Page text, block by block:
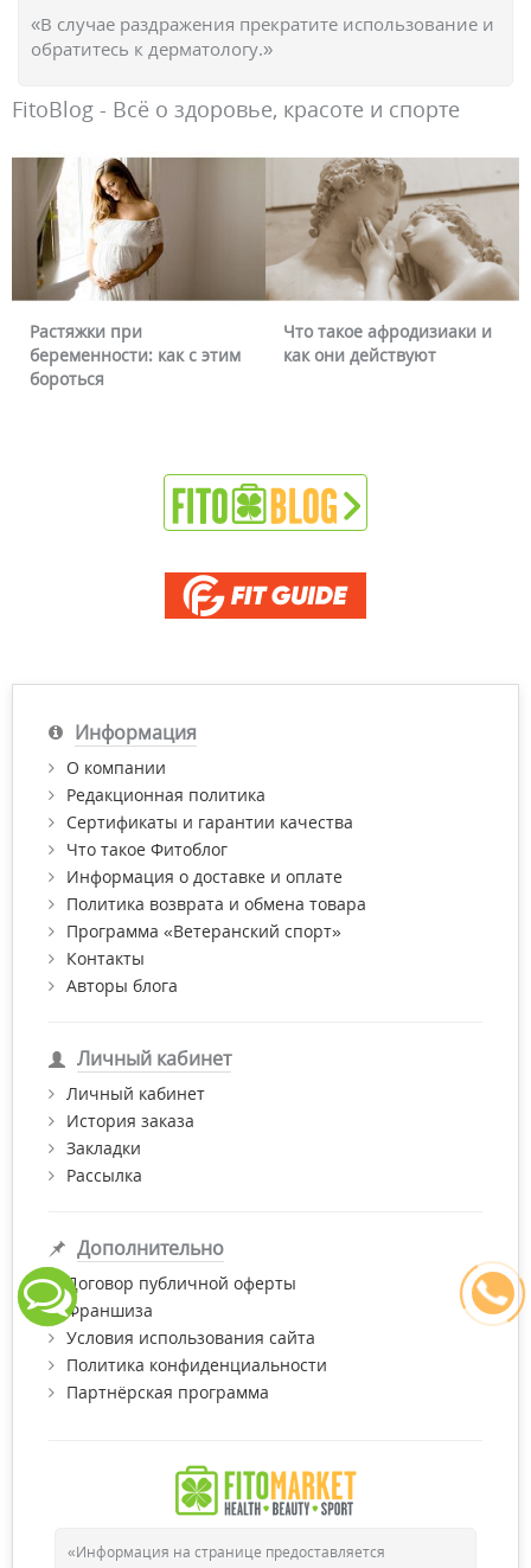
«В случае раздражения прекратите использование и
обратитесь к дерматологу.»
FitoBlog - Всё о здоровье, красоте и спорте
Что такое афродизиаки и
как они действуют
Почему краснеет лицо и
можно ли это убрать
Информация
О компании
Редакционная политика
Сертификаты и гарантии качества
Что такое Фитоблог
Информация о доставке и оплате
Политика возврата и обмена товара
Программа «Ветеранский спорт»
Контакты
Авторы блога
Личный кабинет
Личный кабинет
История заказа
Закладки
Рассылка
Дополнительно
Договор публичной оферты
Франшиза
Условия использования сайта
Политика конфиденциальности
Партнёрская программа
«Информация на странице предоставляется